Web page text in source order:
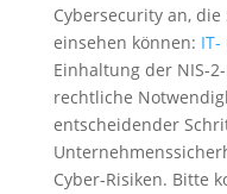
Cybersecurity an,
einsehen können:
Einhaltung der NIS-
rechtliche
entscheidender
Cyber-Risiken. Bitte